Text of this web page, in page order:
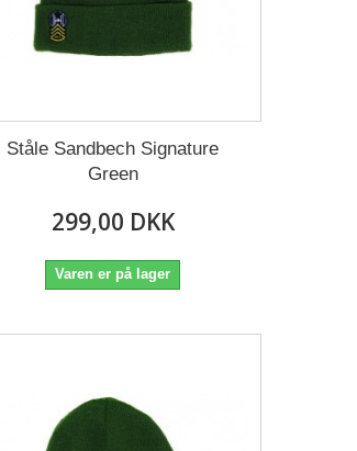
Ståle Sandbech Signature
Green
299,00 DKK
Varen er på lager